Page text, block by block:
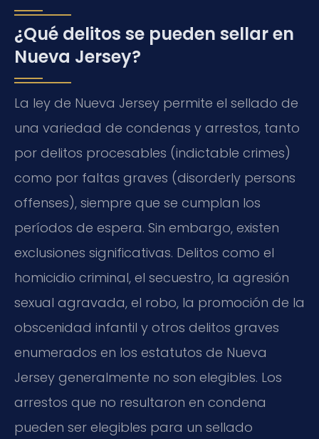
¿Qué delitos se pueden sellar en
Nueva Jersey?
La ley de Nueva Jersey permite el sellado de
una variedad de condenas y arrestos, tanto
por delitos procesables (indictable crimes)
como por faltas graves (disorderly persons
offenses), siempre que se cumplan los
períodos de espera. Sin embargo, existen
exclusiones significativas. Delitos como el
homicidio criminal, el secuestro, la agresión
sexual agravada, el robo, la promoción de la
obscenidad infantil y otros delitos graves
enumerados en los estatutos de Nueva
Jersey generalmente no son elegibles. Los
arrestos que no resultaron en condena
pueden ser elegibles para un sellado